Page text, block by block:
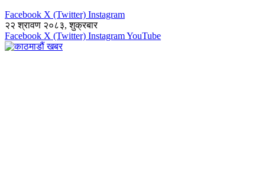
Facebook X (Twitter) Instagram
२२ श्रावण २०८३, शुक्रबार
Facebook X (Twitter) InstagramYouTube